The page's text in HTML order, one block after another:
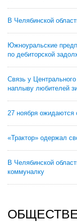
В Челябинской
Южноуральские
по дебиторской
Связь у
наплыву любителей
27 ноября
«Трактор» одержал
В Челябинской
коммуналку